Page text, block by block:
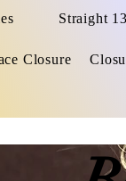
Straight
Closure